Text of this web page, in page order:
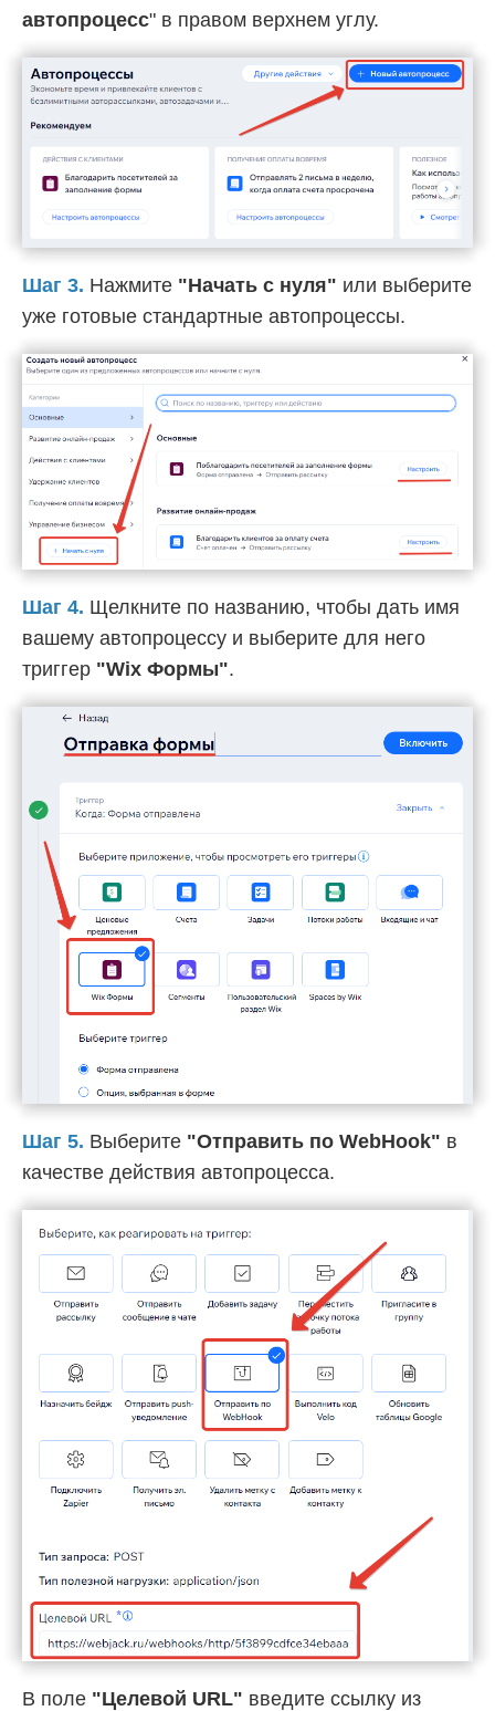
автопроцесс" в правом верхнем углу.
Шаг 3. Нажмите "Начать с нуля" или выберите
уже готовые стандартные автопроцессы.
Шаг 4. Щелкните по названию, чтобы дать имя
вашему автопроцессу и выберите для него
триггер "Wix Формы".
Шаг 5. Выберите "Отправить по WebHook" в
качестве действия автопроцесса.
В поле "Целевой URL" введите ссылку из